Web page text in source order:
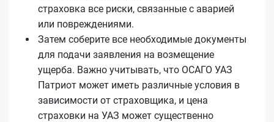
страховка все риски, связанные с аварией
или повреждениями.
Затем соберите все необходимые документы
для подачи заявления на возмещение
ущерба. Важно учитывать, что ОСАГО УАЗ
Патриот может иметь различные условия в
зависимости от страховщика, и цена
страховки на УАЗ может существенно